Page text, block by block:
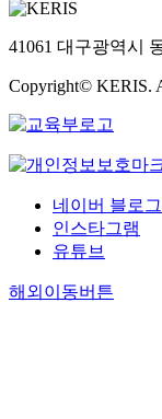
41061 대구광역시
Copyright© KERIS.
네이버 블로그
인스타그램
유튜브
해외이동버튼